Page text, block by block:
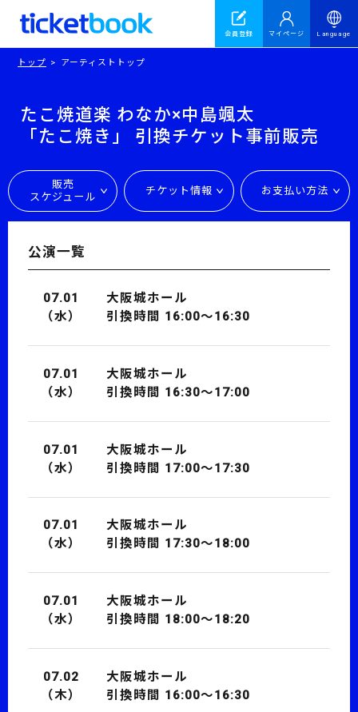
会員登録 マイページ Language
トップ アーティストトップ
たこ焼道楽 わなか×中島颯太
「たこ焼き」 引換チケット事前販売
販売
スケジュール
チケット情報 お支払い方法
公演一覧
07.01
（水）
大阪城ホール
引換時間 16:00～16:30
07.01
（水）
大阪城ホール
引換時間 16:30～17:00
07.01
（水）
大阪城ホール
引換時間 17:00～17:30
07.01
（水）
大阪城ホール
引換時間 17:30～18:00
07.01
（水）
大阪城ホール
引換時間 18:00～18:20
07.02
（木）
大阪城ホール
引換時間 16:00～16:30